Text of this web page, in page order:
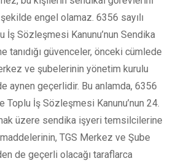
engel olamaz. 6356 sayılı
İş Sözleşmesi Kanunu’nun Sendika
tanıdığı güvenceler, önceki cümlede
ve şubelerinin yönetim kurulu
aynen geçerlidir. Bu anlamda, 6356
Toplu İş Sözleşmesi Kanunu’nun 24.
üzere sendika işyeri temsilcilerine
TGS Merkez ve Şube
de geçerli olacağı taraflarca